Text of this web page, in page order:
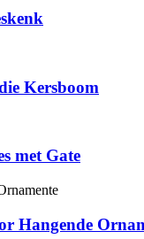
Kersboom
met Gate
Hangende